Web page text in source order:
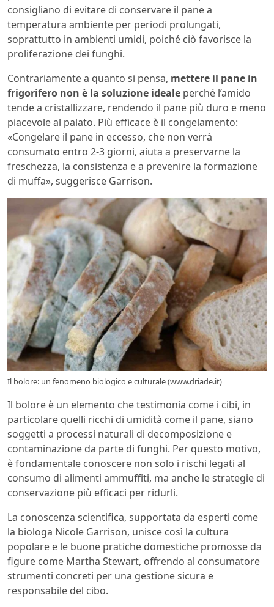
consigliano di evitare di conservare il pane a
temperatura ambiente per periodi prolungati,
soprattutto in ambienti umidi, poiché ciò favorisce la
proliferazione dei funghi.
Contrariamente a quanto si pensa, mettere il pane in
frigorifero non è la soluzione ideale perché l’amido
tende a cristallizzare, rendendo il pane più duro e meno
piacevole al palato. Più efficace è il congelamento:
«Congelare il pane in eccesso, che non verrà
consumato entro 2-3 giorni, aiuta a preservarne la
freschezza, la consistenza e a prevenire la formazione
di muffa», suggerisce Garrison.
Il bolore: un fenomeno biologico e culturale (www.driade.it)
Il bolore è un elemento che testimonia come i cibi, in
particolare quelli ricchi di umidità come il pane, siano
soggetti a processi naturali di decomposizione e
contaminazione da parte di funghi. Per questo motivo,
è fondamentale conoscere non solo i rischi legati al
consumo di alimenti ammuffiti, ma anche le strategie di
conservazione più efficaci per ridurli.
La conoscenza scientifica, supportata da esperti come
la biologa Nicole Garrison, unisce così la cultura
popolare e le buone pratiche domestiche promosse da
figure come Martha Stewart, offrendo al consumatore
strumenti concreti per una gestione sicura e
responsabile del cibo.